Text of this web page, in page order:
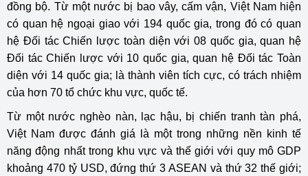
đồng bộ. Từ một nước bị bao vây, cấm vận, Việt Nam hiện
có quan hệ ngoại giao với 194 quốc gia, trong đó có quan
hệ Đối tác Chiến lược toàn diện với 08 quốc gia, quan hệ
Đối tác Chiến lược với 10 quốc gia, quan hệ Đối tác Toàn
diện với 14 quốc gia; là thành viên tích cực, có trách nhiệm
của hơn 70 tổ chức khu vực, quốc tế.
Từ một nước nghèo nàn, lạc hậu, bị chiến tranh tàn phá,
Việt Nam được đánh giá là một trong những nền kinh tế
năng động nhất trong khu vực và thế giới với quy mô GDP
khoảng 470 tỷ USD, đứng thứ 3 ASEAN và thứ 32 thế giới;